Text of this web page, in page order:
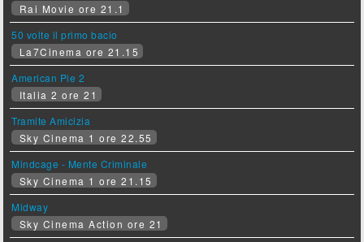
Rai Movie ore 21.1
50 volte il primo bacio
La7Cinema ore 21.15
American Pie 2
Italia 2 ore 21
Tramite Amicizia
Sky Cinema 1 ore 22.55
Mindcage - Mente Criminale
Sky Cinema 1 ore 21.15
Midway
Sky Cinema Action ore 21